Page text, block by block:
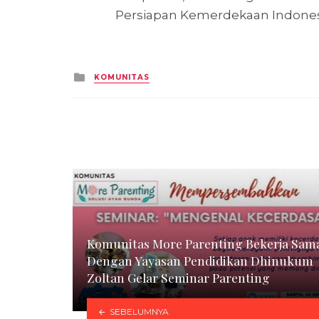
Persiapan Kemerdekaan
Posted
in
KOMUNITAS
Komunitas More Parenting Bekerja
Dengan Yayasan Pendidikan Dhinukum
Zoltan Gelar Seminar Parenting
SEBELUMNYA